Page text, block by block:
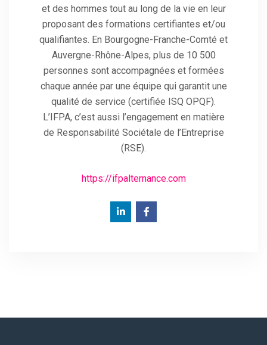
et des hommes tout au long de la vie en leur
proposant des formations certifiantes et/ou
qualifiantes. En Bourgogne-Franche-Comté et
Auvergne-Rhône-Alpes, plus de 10 500
personnes sont accompagnées et formées
chaque année par une équipe qui garantit une
qualité de service (certifiée ISQ OPQF).
L’IFPA, c’est aussi l’engagement en matière
de Responsabilité Sociétale de l’Entreprise
(RSE).
https://ifpalternance.com